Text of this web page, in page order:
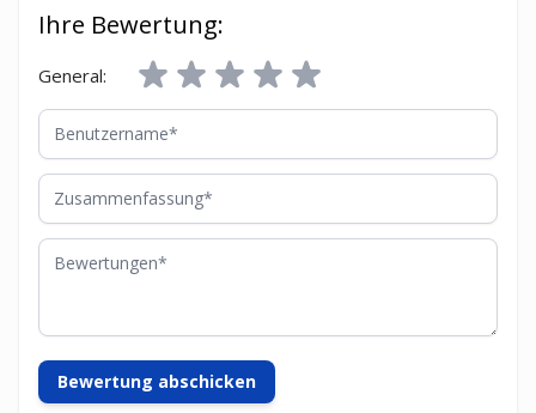
Ihre Bewertung:
General:
Benutzername
Zusammenfassung
Bewertungen
Bewertung abschicken